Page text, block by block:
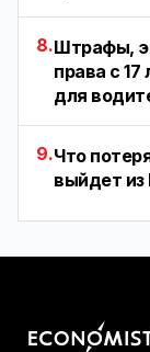
8.Штрафы,
права с
для
9.Что
выйдет из